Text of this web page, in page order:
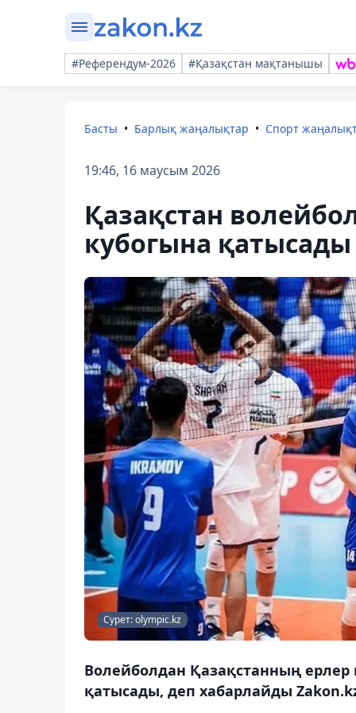
#Референдум-2026 #Қазақстан мақтанышы
Басты Барлық жаңалықтар Спорт
19:46, 16 маусым 2026
Қазақстан
кубогына қатысады
Сурет: olympic.kz
Волейболдан Қазақстанның ерлер
қатысады, деп хабарлайды